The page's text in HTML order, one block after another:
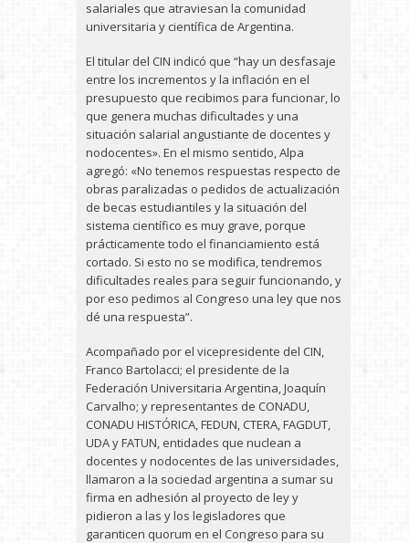
salariales que atraviesan la comunidad
universitaria y científica de Argentina.
El titular del CIN indicó que “hay un desfasaje
entre los incrementos y la inflación en el
presupuesto que recibimos para funcionar, lo
que genera muchas dificultades y una
situación salarial angustiante de docentes y
nodocentes». En el mismo sentido, Alpa
agregó: «No tenemos respuestas respecto de
obras paralizadas o pedidos de actualización
de becas estudiantiles y la situación del
sistema científico es muy grave, porque
prácticamente todo el financiamiento está
cortado. Si esto no se modifica, tendremos
dificultades reales para seguir funcionando, y
por eso pedimos al Congreso una ley que nos
dé una respuesta”.
Acompañado por el vicepresidente del CIN,
Franco Bartolacci; el presidente de la
Federación Universitaria Argentina, Joaquín
Carvalho; y representantes de CONADU,
CONADU HISTÓRICA, FEDUN, CTERA, FAGDUT,
UDA y FATUN, entidades que nuclean a
docentes y nodocentes de las universidades,
llamaron a la sociedad argentina a sumar su
firma en adhesión al proyecto de ley y
pidieron a las y los legisladores que
garanticen quorum en el Congreso para su